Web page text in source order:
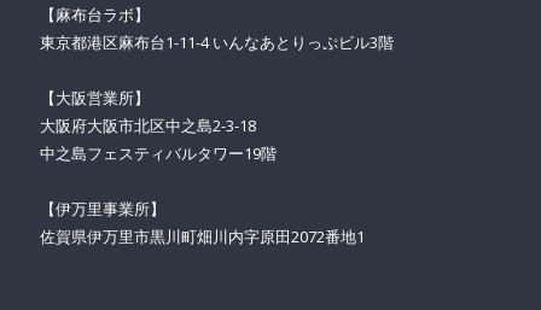
【麻布台ラボ】
東京都港区麻布台1-11-4 いんなあとりっぷビル3階
【大阪営業所】
大阪府大阪市北区中之島2-3-18
中之島フェスティバルタワー19階
【伊万里事業所】
佐賀県伊万里市黒川町畑川内字原田2072番地1